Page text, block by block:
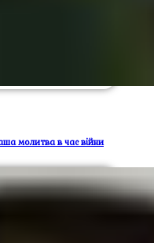
молитва в час війни